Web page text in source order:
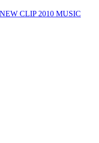
CLIP 2010 MUSIC